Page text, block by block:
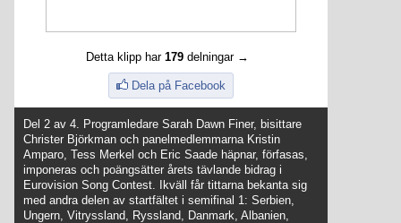
Detta klipp har 179 delningar →
Dela på Facebook
Del 2 av 4. Programledare Sarah Dawn Finer, bisittare
Christer Björkman och panelmedlemmarna Kristin
Amparo, Tess Merkel och Eric Saade häpnar, förfasas,
imponeras och poängsätter årets tävlande bidrag i
Eurovision Song Contest. Ikväll får tittarna bekanta sig
med andra delen av startfältet i semifinal 1: Serbien,
Ungern, Vitryssland, Ryssland, Danmark, Albanien,